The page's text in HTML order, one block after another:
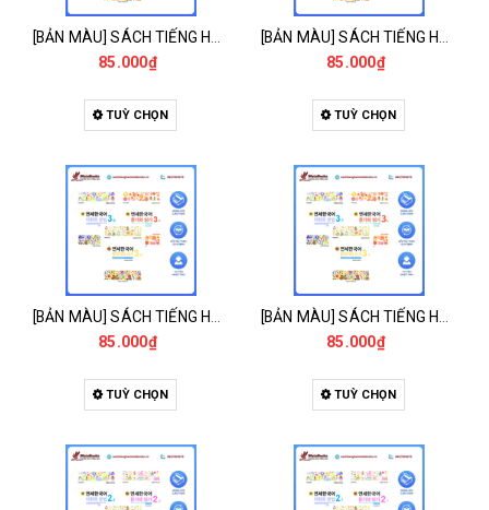
85.000₫
TUỲ CHỌN
85.000₫
TUỲ CHỌN
85.000₫
TUỲ CHỌN
85.000₫
TUỲ CHỌN